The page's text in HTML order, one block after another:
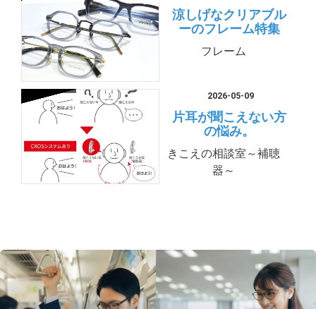
涼しげなクリアブル
ーのフレーム特集
フレーム
2026-05-09
片耳が聞こえない方
の悩み。
きこえの相談室～補聴
器～